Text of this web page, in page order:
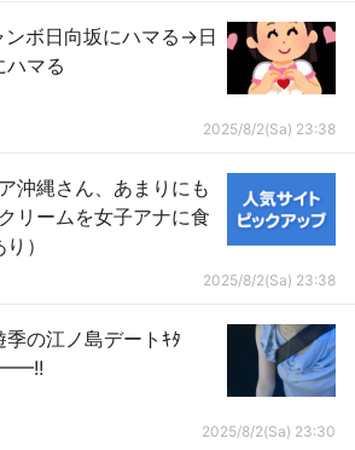
ボ日向坂にハマる→日
ハマる
2025/8/2(Sa) 23:38
沖縄さん、あまりにも
リームを女子アナに食
）
2025/8/2(Sa) 23:38
の江ノ島デートｷﾀ
2025/8/2(Sa) 23:30